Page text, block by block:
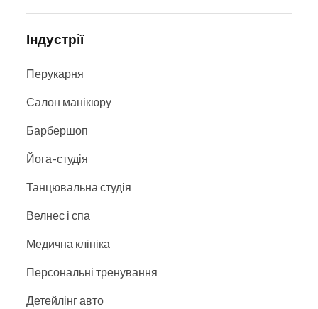
Індустрії
Перукарня
Салон манікюру
Барбершоп
Йога-студія
Танцювальна студія
Велнес і спа
Медична клініка
Персональні тренування
Детейлінг авто